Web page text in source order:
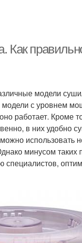
Как
модели
с уровнем
работает. Кроме
в них удобно
использовать
минусом таких